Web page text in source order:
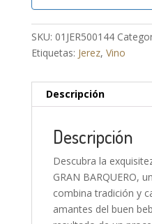
SKU: 01JER500144
Etiquetas: Jerez, Vino
Descripción
Descripción
Descubra la
GRAN BARQUERO,
combina tradición y
amantes del buen